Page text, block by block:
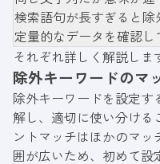
検索語句が長すぎると
定量的なデータを確認し
それぞれ詳しく解説しま
除外キーワードのマ
除外キーワードを設定
解し、適切に使い分ける
ントマッチはほかのマ
囲が広いため、初めて設